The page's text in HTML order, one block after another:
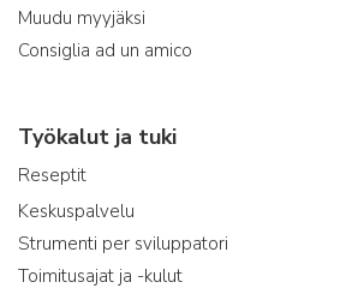
Muudu myyjäksi
Consiglia ad un amico
Työkalut ja tuki
Reseptit
Keskuspalvelu
Strumenti per sviluppatori
Toimitusajat ja -kulut